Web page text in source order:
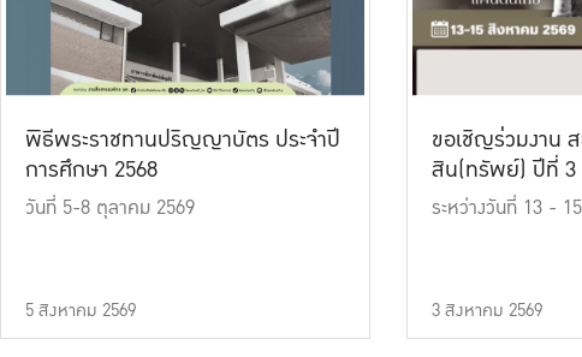
พิธีพระราชทานปริญญาบัตร ประจำปี
การศึกษา 2568
วันที่ 5-8 ตุลาคม 2569
5 สิงหาคม 2569
ขอเชิญร่วมงาน
สิน(ทรัพย์) ปีที่ 3
ระหว่างวันที่ 13 -
3 สิงหาคม 2569